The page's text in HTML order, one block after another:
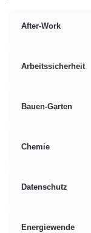
After-Work
Arbeitssicherheit
Bauen-Garten
Chemie
Datenschutz
Energiewende